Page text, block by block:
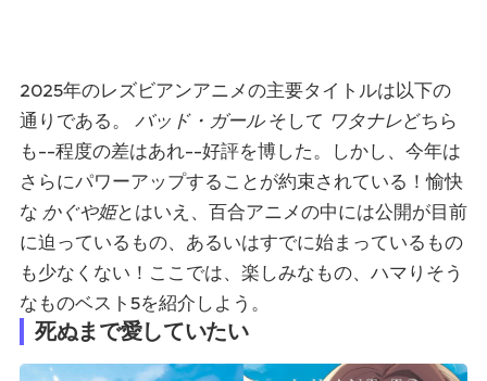
2025年のレズビアンアニメの主要タイトルは以下の
通りである。 バッド・ガールそして ワタナレどちら
も--程度の差はあれ--好評を博した。しかし、今年は
さらにパワーアップすることが約束されている！愉快
な かぐや姫とはいえ、百合アニメの中には公開が目前
に迫っているもの、あるいはすでに始まっているもの
も少なくない！ここでは、楽しみなもの、ハマりそう
なものベスト5を紹介しよう。
死ぬまで愛していたい